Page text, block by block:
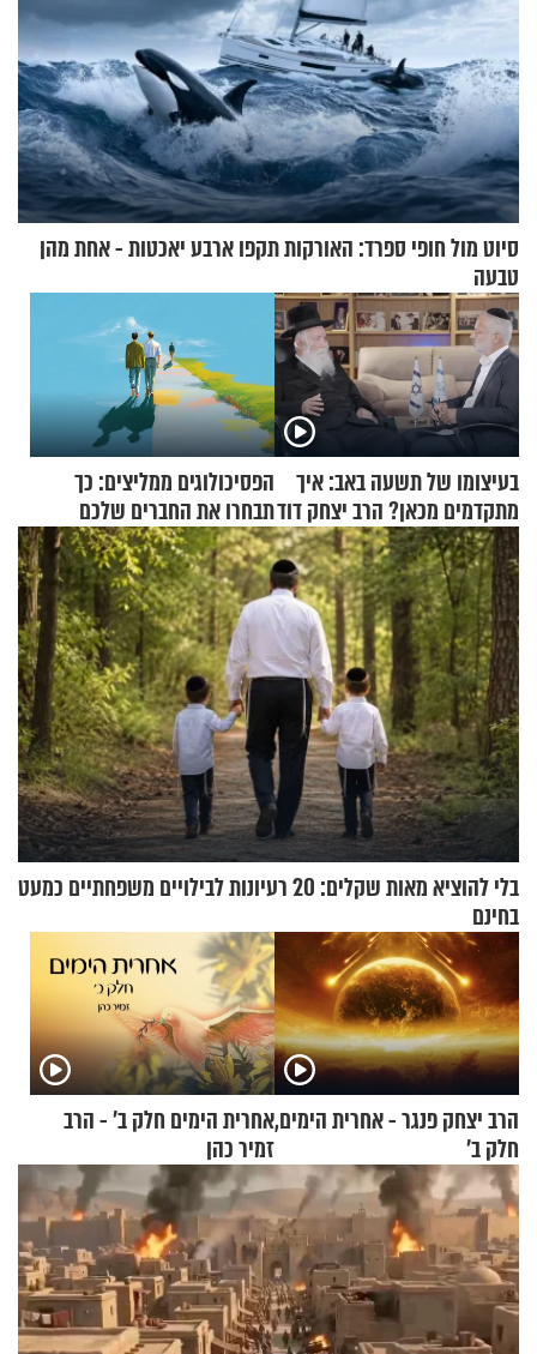
סיוט מול חופי ספרד: האורקות תקפו ארבע יאכטות - אחת מהן
טבעה
בעיצומו של תשעה באב: איך
מתקדמים מכאן? הרב יצחק דוד
גרוסמן בשיחה מיוחדת
הפסיכולוגים ממליצים: כך
תבחרו את החברים שלכם
בחיים
בלי להוציא מאות שקלים: 20 רעיונות לבילויים משפחתיים כמעט
בחינם
הרב יצחק פנגר - אחרית הימים,
חלק ב’
אחרית הימים חלק ב’ - הרב
זמיר כהן